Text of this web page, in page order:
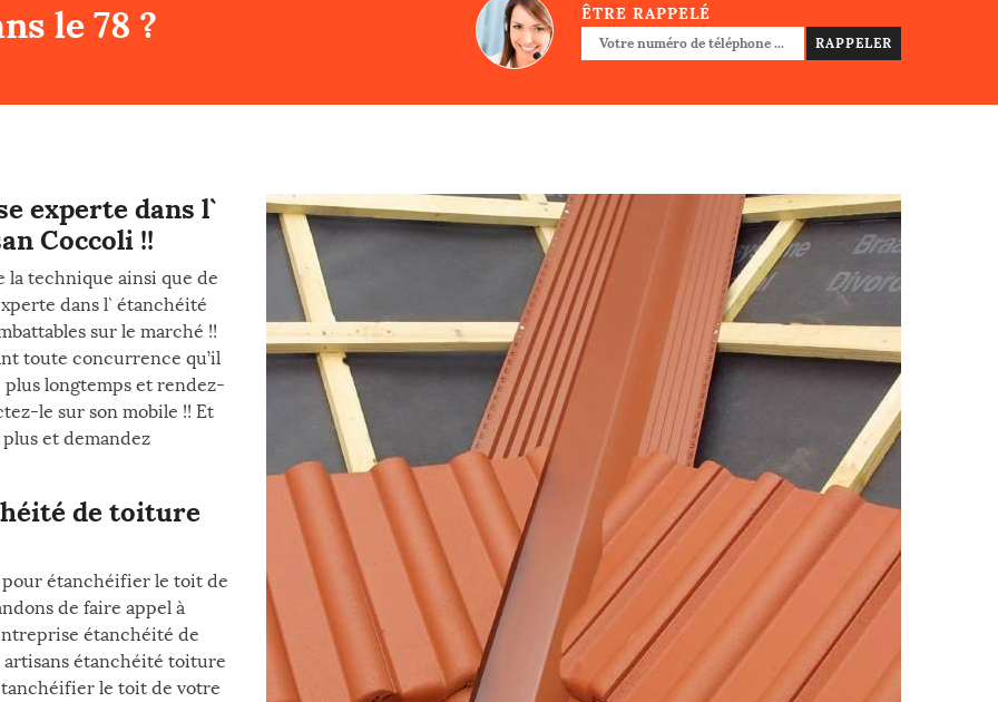
le 78 ? ÊTRE RAPPELÉ
experte dans l`
Coccoli !!
technique ainsi que de
dans l` étanchéité
sur le marché !!
toute concurrence qu’il
longtemps et rendez-
le sur son mobile !! Et
et demandez
de toiture
pour étanchéifier le toit de
de faire appel à
étanchéité de
artisans étanchéité toiture
le toit de votre